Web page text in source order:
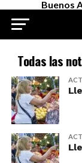
Buenos
Todas las